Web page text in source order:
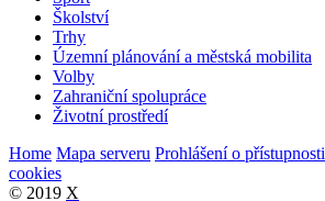
Školství
Trhy
Územní plánování a městská mobilita
Volby
Zahraniční spolupráce
Životní prostředí
Home Mapa serveru Prohlášení o přístupnosti
cookies
© 2019 X